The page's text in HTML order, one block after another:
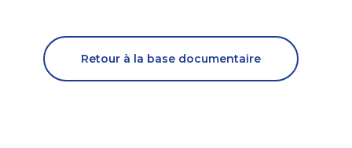
Retour à la base documentaire